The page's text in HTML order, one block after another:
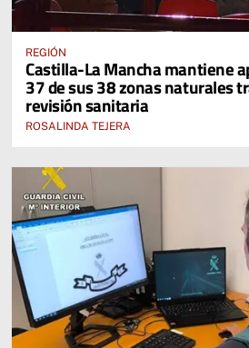
REGIÓN
Castilla-La Mancha mantiene
37 de sus 38 zonas naturales
revisión sanitaria
ROSALINDA TEJERA